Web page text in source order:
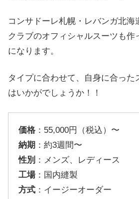
コンサドーレ札幌・レバンガ北海
クラブのオフィシャルスーツも作
になります。
タイプに合わせて、自身に合った
はいかがでしょうか！！
価格 ：55,000円（税込）〜
納期 ：約3週間〜
性別 ：メンズ、レディース
工場：国内縫製
方式 ：イージーオーダー